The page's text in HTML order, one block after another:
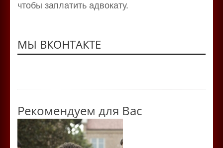
чтобы заплатить адвокату.
МЫ ВКОНТАКТЕ
Рекомендуем для Вас